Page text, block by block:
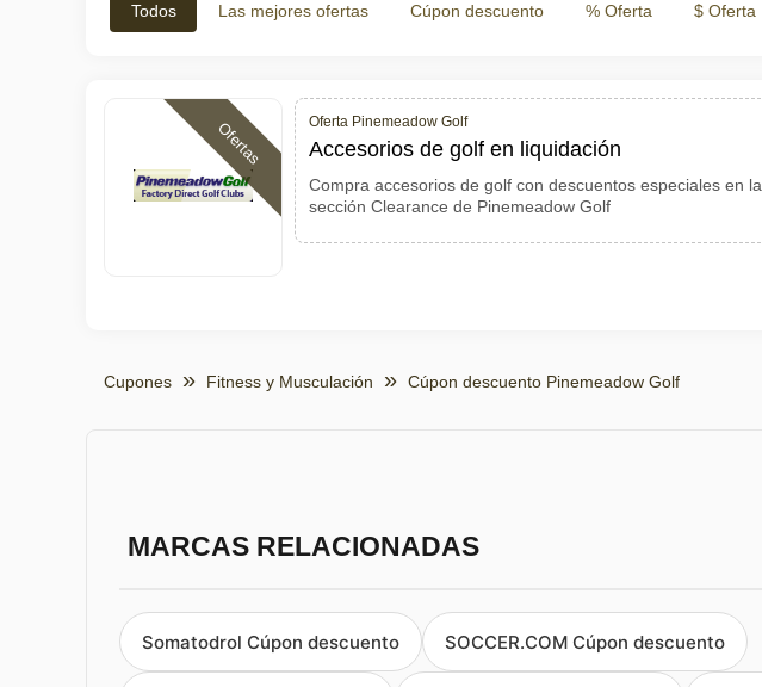
Todos Las mejores ofertas Cúpon descuento % Oferta $ Oferta
Ofertas Oferta Pinemeadow Golf
Accesorios de golf en liquidación
Compra accesorios de golf con descuentos especiales en la
sección Clearance de Pinemeadow Golf
Cupones Fitness y Musculación Cúpon descuento Pinemeadow Golf
MARCAS RELACIONADAS
Somatodrol Cúpon descuento SOCCER.COM Cúpon descuento